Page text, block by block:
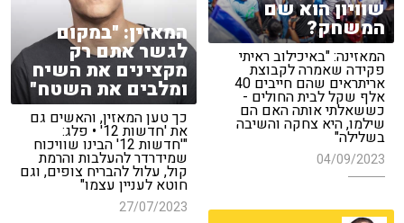
שוויון הוא שם
המשחק?
המאזינה: "באיכילוב ראיתי
פקידה שאמרה לקבוצת
אריתראים שהם חייבים 40
אלף שקל לבית החולים -
כששאלתי אותה האם הם
שילמו, היא צחקה והשיבה
בשלילה"
04/09/2023
המאזין: "במקום
לגשר אתם רק
מקצינים את השיח
ומלבים את השטח"
כך טען המאזין, והאשים גם
את 'חדשות 12' • פלג:
"'חדשות 12' הבינו שוויכוח
שמידרדר להעלבות והרמת
קול, עלול להבריח צופים, וגם
חוטא לעניין עצמו"
27/07/2023